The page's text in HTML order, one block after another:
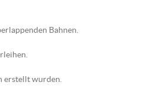
Bahnen.
erstellt wurden.